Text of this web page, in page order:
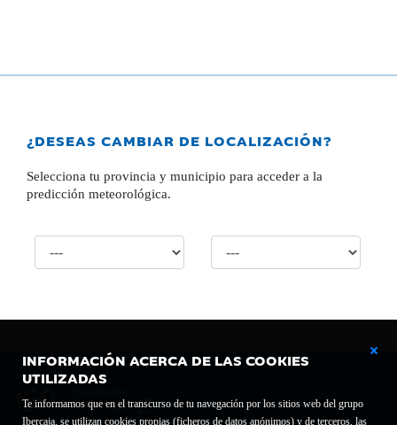
INFORMACIÓN ACERCA DE LAS COOKIES
UTILIZADAS
Te informamos que en el transcurso de tu navegación por los sitios web del grupo
Ibercaja, se utilizan cookies propias (ficheros de datos anónimos) y de terceros, las
¿DESEAS CAMBIAR DE LOCALIZACIÓN?
Selecciona tu provincia y municipio para acceder a la
predicción meteorológica.